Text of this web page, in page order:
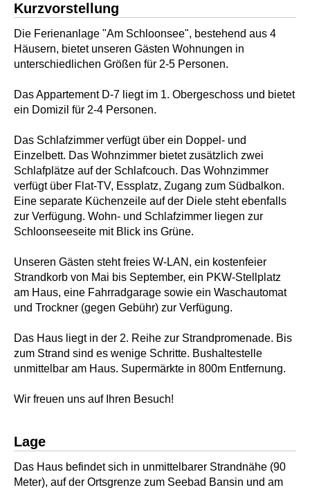
Kurzvorstellung
Die Ferienanlage "Am Schloonsee", bestehend aus 4
Häusern, bietet unseren Gästen Wohnungen in
unterschiedlichen Größen für 2-5 Personen.
Das Appartement D-7 liegt im 1. Obergeschoss und bietet
ein Domizil für 2-4 Personen.
Das Schlafzimmer verfügt über ein Doppel- und
Einzelbett. Das Wohnzimmer bietet zusätzlich zwei
Schlafplätze auf der Schlafcouch. Das Wohnzimmer
verfügt über Flat-TV, Essplatz, Zugang zum Südbalkon.
Eine separate Küchenzeile auf der Diele steht ebenfalls
zur Verfügung. Wohn- und Schlafzimmer liegen zur
Schloonseeseite mit Blick ins Grüne.
Unseren Gästen steht freies W-LAN, ein kostenfeier
Strandkorb von Mai bis September, ein PKW-Stellplatz
am Haus, eine Fahrradgarage sowie ein Waschautomat
und Trockner (gegen Gebühr) zur Verfügung.
Das Haus liegt in der 2. Reihe zur Strandpromenade. Bis
zum Strand sind es wenige Schritte. Bushaltestelle
unmittelbar am Haus. Supermärkte in 800m Entfernung.
Wir freuen uns auf Ihren Besuch!
Lage
Das Haus befindet sich in unmittelbarer Strandnähe (90
Meter), auf der Ortsgrenze zum Seebad Bansin und am